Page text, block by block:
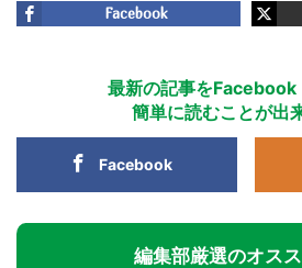
Facebook
最新の記事をFacebook
簡単に読むことが出
Facebook
編集部厳選のオス